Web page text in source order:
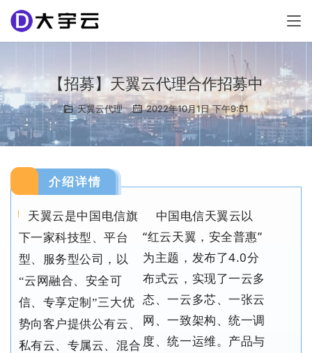
【招募】天翼云代理合作招募中
天翼云代理 2022年10月1日 下午9:51
介绍详情
天翼云是中国电信旗
下一家科技型、平台
型、服务型公司，以
“云网融合、安全可
信、专享定制”三大优
势向客户提供公有云、
私有云、专属云、混合
中国电信天翼云以
“红云天翼，安全普惠”
为主题，发布了4.0分
布式云，实现了一云多
态、一云多芯、一张云
网、一致架构、统一调
度、统一运维。产品与